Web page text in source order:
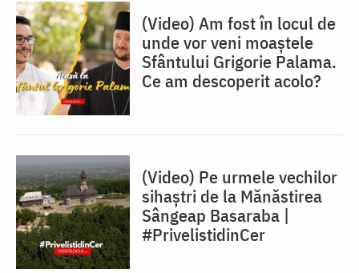
(Video) Am fost în locul de
unde vor veni moaștele
Sfântului Grigorie Palama.
Ce am descoperit acolo?
(Video) Pe urmele vechilor
sihaștri de la Mănăstirea
Sângeap Basaraba |
#PrivelistidinCer